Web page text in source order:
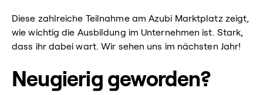
Diese zahlreiche Teilnahme am Azubi Marktplatz zeigt,
wie wichtig die Ausbildung im Unternehmen ist. Stark,
dass ihr dabei wart. Wir sehen uns im nächsten Jahr!
Neugierig geworden?